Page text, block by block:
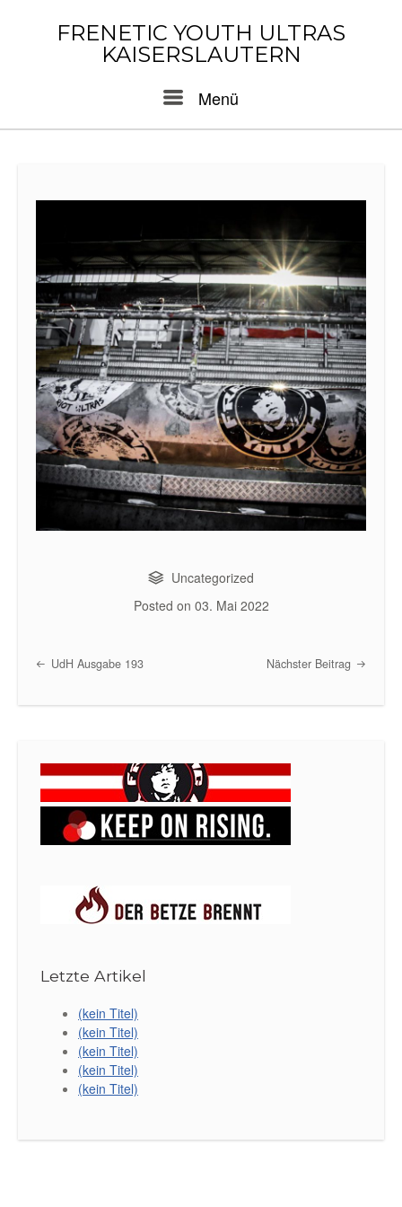
FRENETIC YOUTH ULTRAS
KAISERSLAUTERN
Menü
Uncategorized
Posted on 03. Mai 2022
Post navigation
UdH Ausgabe 193 Nächster Beitrag
Letzte Artikel
(kein Titel)
(kein Titel)
(kein Titel)
(kein Titel)
(kein Titel)